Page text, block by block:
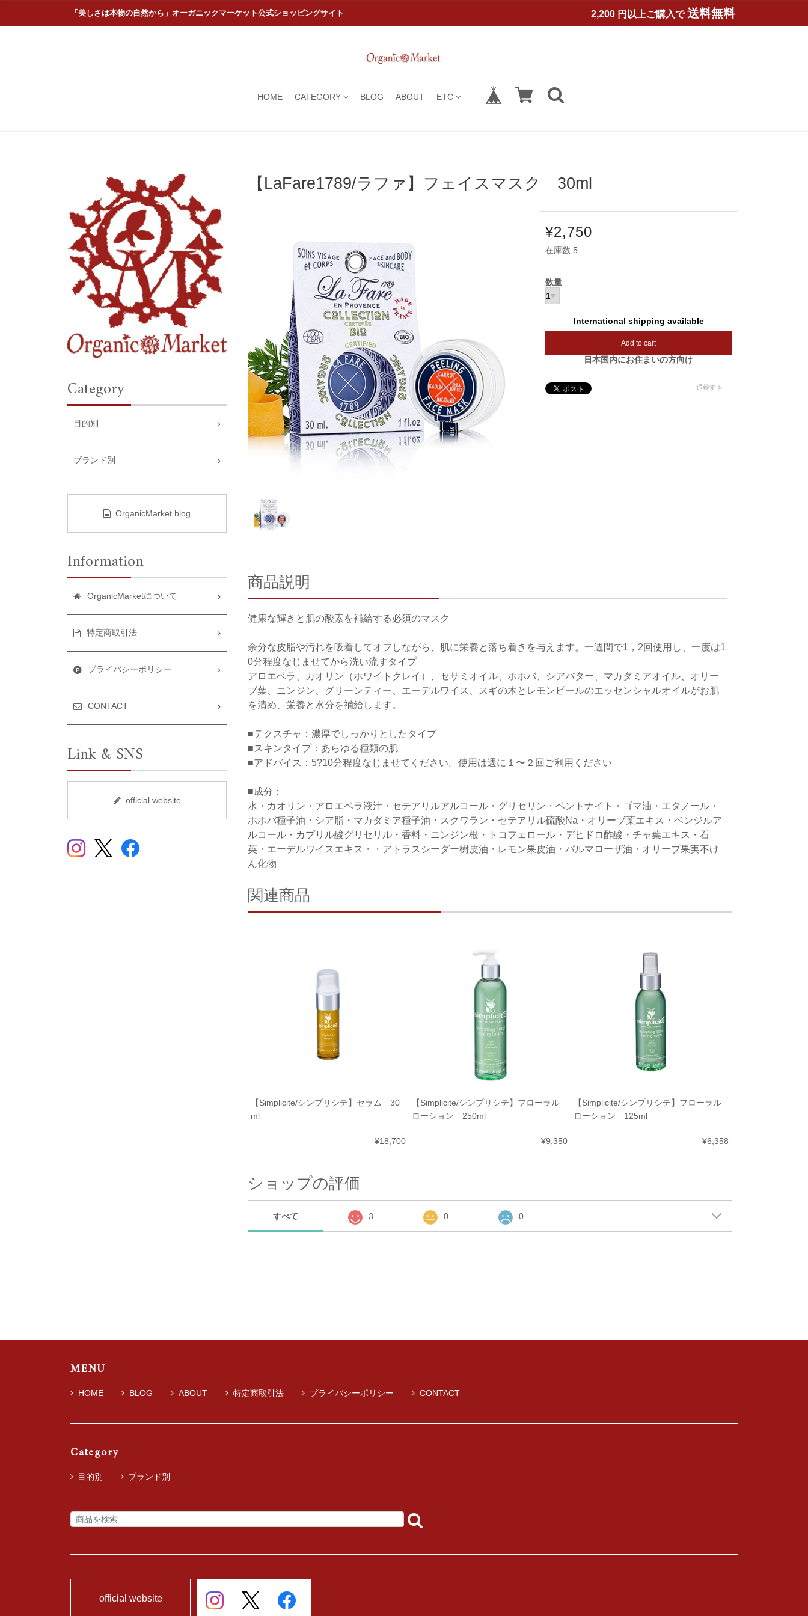
「美しさは本物の自然から」オーガニックマーケット公式ショッピングサイト 2,200 円以上ご購入で 送料無料
HOME CATEGORY BLOG ABOUT ETC
【LaFare1789/ラファ】フェイスマスク 30ml
¥2,750
在庫数:5
数量
International shipping available
Add to cart
日本国内にお住まいの方向け
通報する
商品説明
健康な輝きと肌の酸素を補給する必須のマスク
余分な皮脂や汚れを吸着してオフしながら、肌に栄養と落ち着きを与えます。一週間で1，2回使用し、一度は1
0分程度なじませてから洗い流すタイプ
アロエベラ、カオリン（ホワイトクレイ）、セサミオイル、ホホバ、シアバター、マカダミアオイル、オリー
ブ葉、ニンジン、グリーンティー、エーデルワイス、スギの木とレモンピールのエッセンシャルオイルがお肌
を清め、栄養と水分を補給します。
■テクスチャ：濃厚でしっかりとしたタイプ
■スキンタイプ：あらゆる種類の肌
■アドバイス：5?10分程度なじませてください。使用は週に１〜２回ご利用ください
■成分：
水・カオリン・アロエベラ液汁・セテアリルアルコール・グリセリン・ベントナイト・ゴマ油・エタノール・
ホホバ種子油・シア脂・マカダミア種子油・スクワラン・セテアリル硫酸Na・オリーブ葉エキス・ベンジルア
ルコール・カプリル酸グリセリル・香料・ニンジン根・トコフェロール・デヒドロ酢酸・チャ葉エキス・石
英・エーデルワイスエキス・・アトラスシーダー樹皮油・レモン果皮油・パルマローザ油・オリーブ果実不け
ん化物
関連商品
【Simplicite/シンプリシテ】セラム 30
ml
¥18,700
【Simplicite/シンプリシテ】フローラル
ローション 250ml
¥9,350
【Simplicite/シンプリシテ】フローラル
ローション 125ml
¥6,358
ショップの評価
すべて 3 0 0
Category
目的別
ブランド別
OrganicMarket blog
Information
OrganicMarketについて
特定商取引法
プライバシーポリシー
CONTACT
Link & SNS
official website
MENU
HOME BLOG ABOUT 特定商取引法 プライバシーポリシー CONTACT
Category
目的別 ブランド別
official website